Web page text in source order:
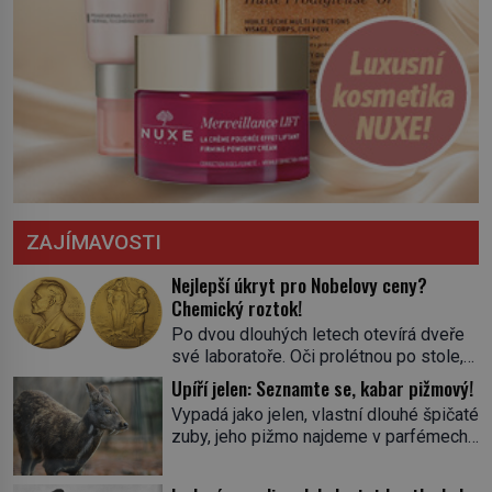
ZAJÍMAVOSTI
Nejlepší úkryt pro Nobelovy ceny?
Chemický roztok!
Po dvou dlouhých letech otevírá dveře
své laboratoře. Oči prolétnou po stole,
aby pak ulpěly na regálu, kde se nachází
všemožné látky. Hledá žluto-oranžovou
tekutinu, jakmile ji zahlédne, nesmírně
se mu uleví. Teď může svůj plán
skrývá směs s názvem lučavka
Upíří jelen: Seznamte se, kabar pižmový!
Vypadá jako jelen, vlastní dlouhé špičaté
zuby, jeho pižmo najdeme v parfémech